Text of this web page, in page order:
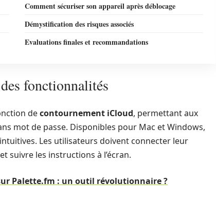
Comment sécuriser son appareil après déblocage
Démystification des risques associés
Evaluations finales et recommandations
fonctionnalités
decontournement iCloud, permettant aux
mot de passe. Disponibles pour Mac et Windows,
Les utilisateurs doivent connecter leur
suivre les instructions à l’écran.
Palette.fm : un outil révolutionnaire ?